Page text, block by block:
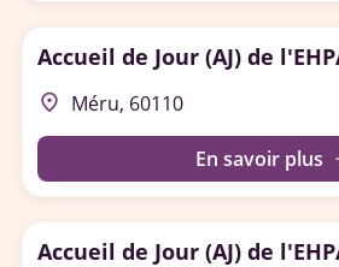
Accueil de Jour (AJ) de
place Méru, 60110
En savoir plus
Accueil de Jour (AJ) de